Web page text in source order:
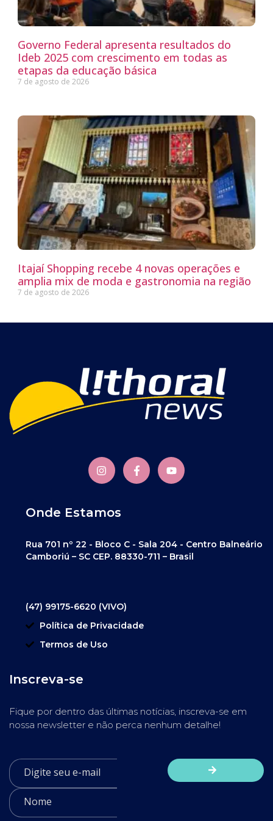
Governo Federal apresenta resultados do
Ideb 2025 com crescimento em todas as
etapas da educação básica
7 de agosto de 2026
Itajaí Shopping recebe 4 novas operações e
amplia mix de moda e gastronomia na região
7 de agosto de 2026
Onde Estamos
Rua 701 nº 22 - Bloco C - Sala 204 - Centro Balneário
Camboriú – SC CEP. 88330-711 – Brasil
(47) 99175-6620 (VIVO)
Política de Privacidade
Termos de Uso
Inscreva-se
Fique por dentro das últimas notícias, inscreva-se em
nossa newsletter e não perca nenhum detalhe!